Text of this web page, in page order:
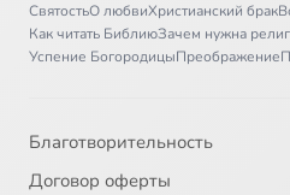
СвятостьО любвиХристианский брак
Как читать БиблиюЗачем нужна
Успение БогородицыПреображение
Благотворительность
Договор оферты